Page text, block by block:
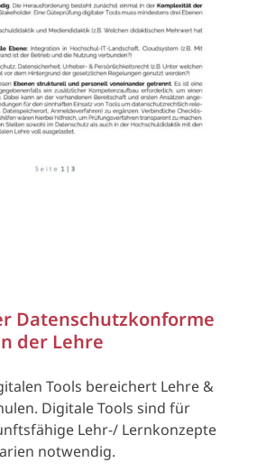
Datenschutzkonforme
der Lehre
Tools bereichert Lehre &
Digitale Tools sind für
Lehr-/ Lernkonzepte
notwendig.